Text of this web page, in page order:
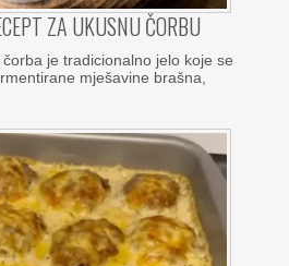
ZA UKUSNU ČORBU
je tradicionalno jelo koje se
mješavine brašna,